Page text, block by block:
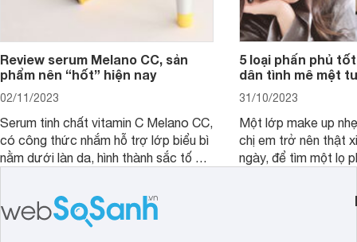
Review serum Melano CC, sản
phẩm nên “hốt” hiện nay
02/11/2023
Serum tinh chất vitamin C Melano CC,
có công thức nhắm hỗ trợ lớp biểu bì
nằm dưới làn da, hình thành sắc tố da,
5 loại phấn phủ
dân tình mê mệt
31/10/2023
Một lớp make up
chị em trở nên thật
ngày, để tìm một lọ
ngày dài cần đọc